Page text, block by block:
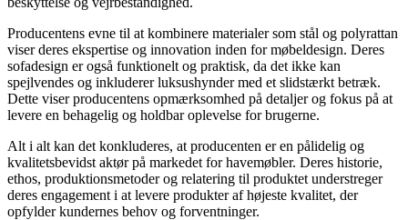
Producentens evne til at kombinere materialer som stål og polyrattan
viser deres ekspertise og innovation inden for møbeldesign. Deres
sofadesign er også funktionelt og praktisk, da det ikke kan
spejlvendes og inkluderer luksushynder med et slidstærkt betræk.
Dette viser producentens opmærksomhed på detaljer og fokus på at
levere en behagelig og holdbar oplevelse for brugerne.
Alt i alt kan det konkluderes, at producenten er en pålidelig og
kvalitetsbevidst aktør på markedet for havemøbler. Deres historie,
ethos, produktionsmetoder og relatering til produktet understreger
deres engagement i at levere produkter af højeste kvalitet, der
opfylder kundernes behov og forventninger.